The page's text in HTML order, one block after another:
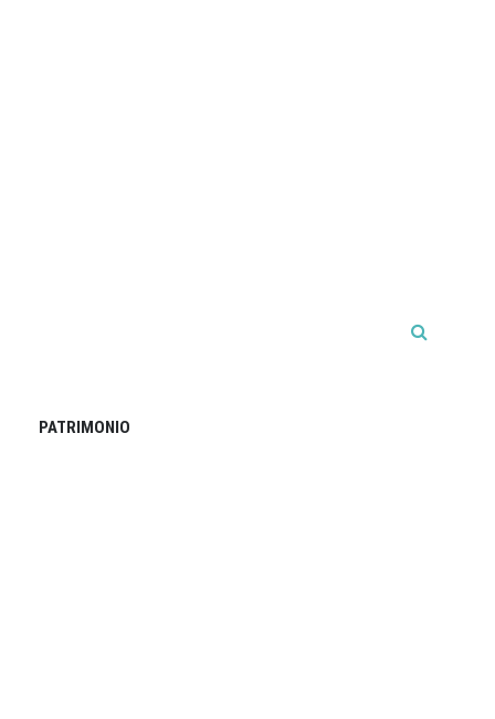
PATRIMONIO